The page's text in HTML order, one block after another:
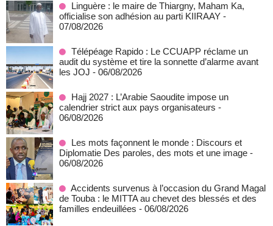
Linguère : le maire de Thiargny, Maham Ka,
officialise son adhésion au parti KIIRAAY -
07/08/2026
Télépéage Rapido : Le CCUAPP réclame un
audit du système et tire la sonnette d’alarme avant
les JOJ - 06/08/2026
Hajj 2027 : L’Arabie Saoudite impose un
calendrier strict aux pays organisateurs -
06/08/2026
Les mots façonnent le monde : Discours et
Diplomatie Des paroles, des mots et une image -
06/08/2026
Accidents survenus à l’occasion du Grand Magal
de Touba : le MITTA au chevet des blessés et des
familles endeuillées - 06/08/2026